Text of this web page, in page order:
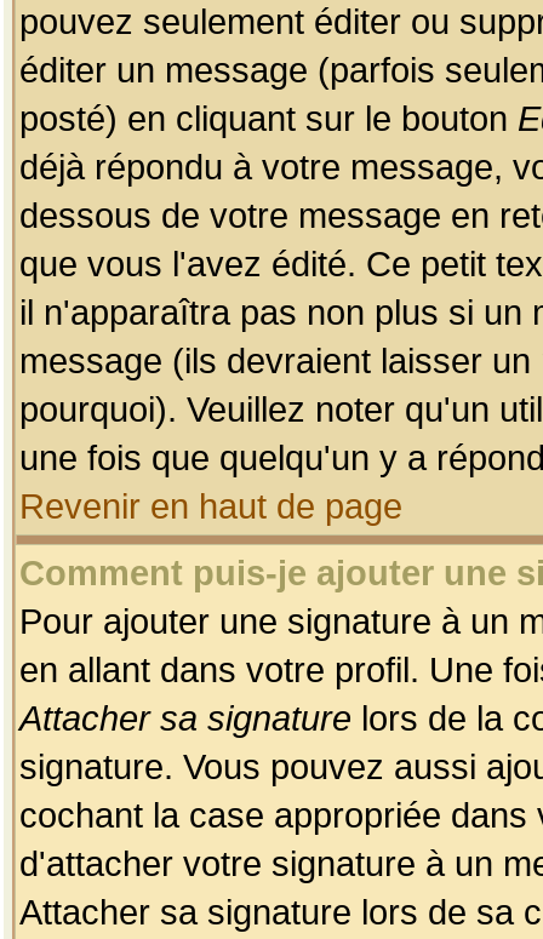
pouvez seulement éditer ou
éditer un message (parfois
posté) en cliquant sur le bouton
déjà répondu à votre message,
dessous de votre message en
que vous l'avez édité. Ce petit
il n'apparaîtra pas non plus si un
message (ils devraient laisser
pourquoi). Veuillez noter qu'un
une fois que quelqu'un y a
Revenir en haut de page
Comment puis-je ajouter une
Pour ajouter une signature à un
en allant dans votre profil. Une
Attacher sa signature lors de la
signature. Vous pouvez aussi
cochant la case appropriée
d'attacher votre signature à un
Attacher sa signature lors de sa